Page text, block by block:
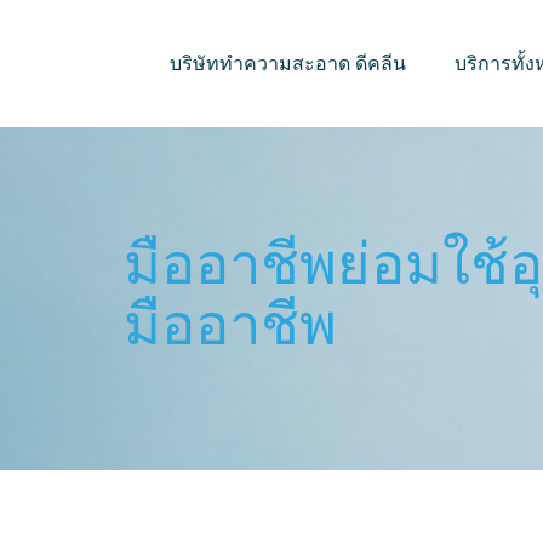
บริษัททำความสะอาด ดีคลีน บริการทั้ง
มืออาชีพย่อมใช้
มืออาชีพ